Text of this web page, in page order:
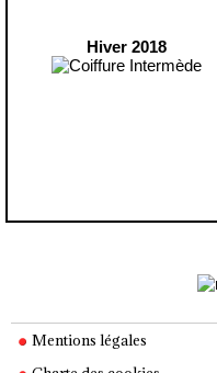
Hiver 2018
Mentions légales